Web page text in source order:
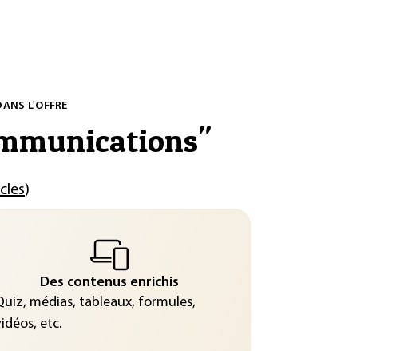
L'OFFRE
"
)
Des contenus enrichis
médias, tableaux, formules,
etc.